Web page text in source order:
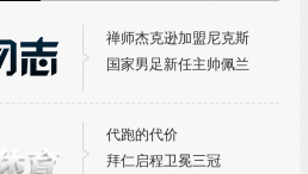
世界杯特刊：“命硬”荷兰逆转封神
禅师杰克逊加盟尼克斯
国家男足新任主帅佩兰
代跑的代价
拜仁启程卫冕三冠